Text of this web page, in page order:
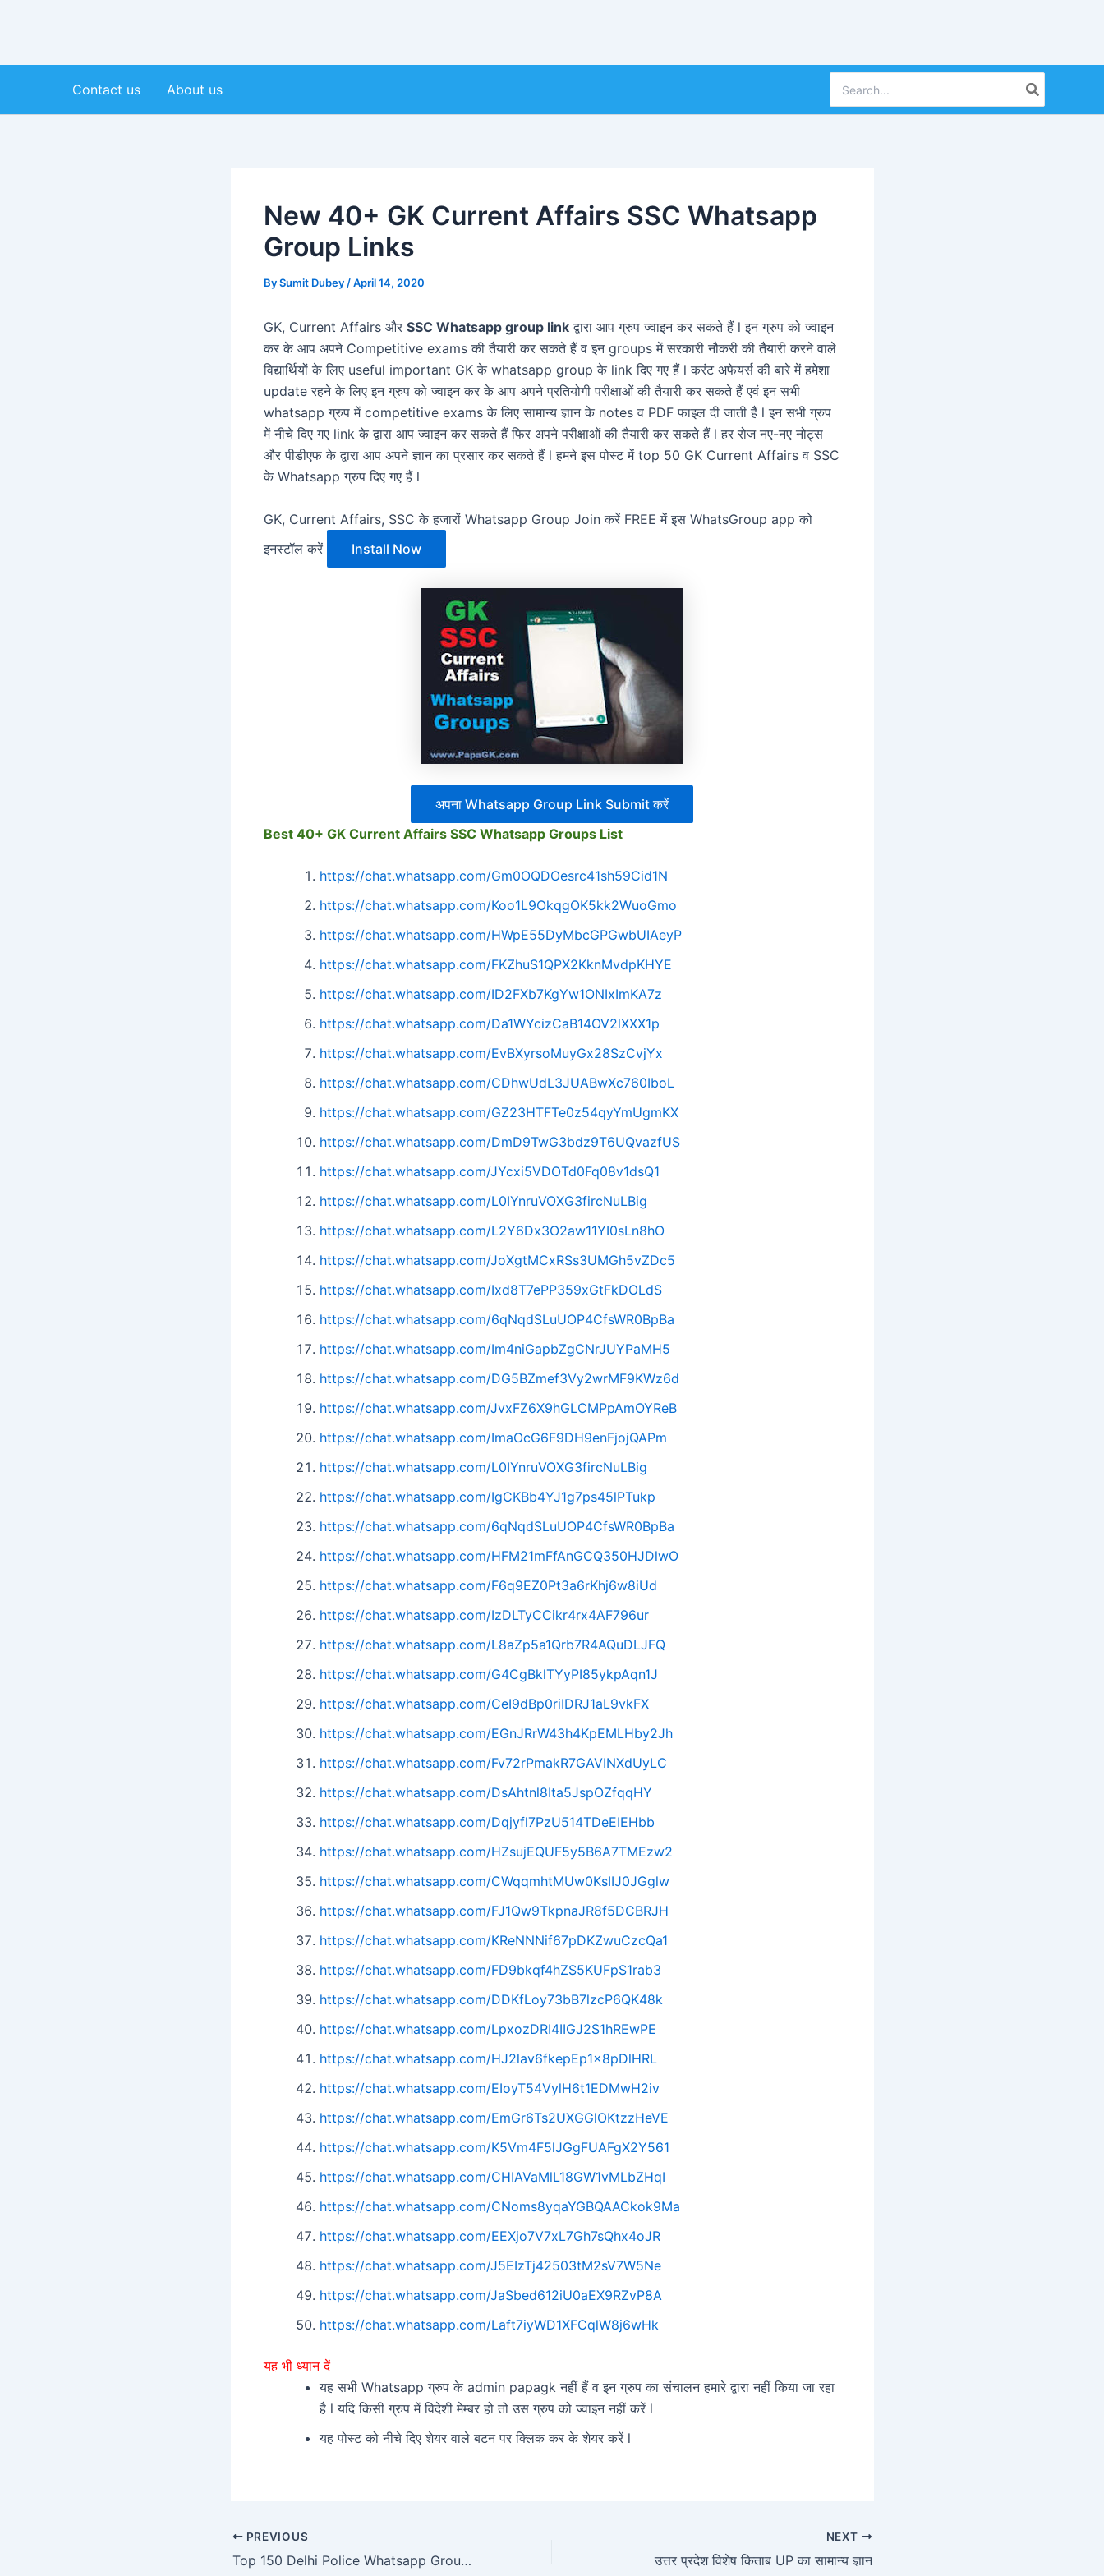
Contact us About us
for:
New 40+ GK Current Affairs SSC Whatsapp
Group Links
BySumit Dubey /April 14, 2020
GK, Current Affairs और SSC Whatsapp group linkद्वारा आप ग्रुप ज्वाइन कर सकते हैं l इन ग्रुप को ज्वाइन
कर के आप अपने Competitive exams की तैयारी कर सकते हैं व इन groups में सरकारी नौकरी की तैयारी करने वाले
विद्यार्थियों के लिए useful important GK के whatsapp group के link दिए गए हैं l करंट अफेयर्स की बारे में हमेशा
update रहने के लिए इन ग्रुप को ज्वाइन कर के आप अपने प्रतियोगी परीक्षाओं की तैयारी कर सकते हैं एवं इन सभी
whatsapp ग्रुप में competitive exams के लिए सामान्य ज्ञान के notes व PDF फाइल दी जाती हैं l इन सभी ग्रुप
में नीचे दिए गए link के द्वारा आप ज्वाइन कर सकते हैं फिर अपने परीक्षाओं की तैयारी कर सकते हैं l हर रोज नए-नए नोट्स
और पीडीएफ के द्वारा आप अपने ज्ञान का प्रसार कर सकते हैं l हमने इस पोस्ट में top 50 GK Current Affairs व SSC
के Whatsapp ग्रुप दिए गए हैं l
GK, Current Affairs, SSC के हजारों Whatsapp Group Join करें FREE में इस WhatsGroup app को
इनस्टॉल करें
Install Now
अपना Whatsapp Group Link Submit करें
Best 40+ GK Current Affairs SSC Whatsapp Groups List
https://chat.whatsapp.com/Gm0OQDOesrc41sh59Cid1N
https://chat.whatsapp.com/Koo1L9OkqgOK5kk2WuoGmo
https://chat.whatsapp.com/HWpE55DyMbcGPGwbUIAeyP
https://chat.whatsapp.com/FKZhuS1QPX2KknMvdpKHYE
https://chat.whatsapp.com/ID2FXb7KgYw1ONIxImKA7z
https://chat.whatsapp.com/Da1WYcizCaB14OV2lXXX1p
https://chat.whatsapp.com/EvBXyrsoMuyGx28SzCvjYx
https://chat.whatsapp.com/CDhwUdL3JUABwXc760IboL
https://chat.whatsapp.com/GZ23HTFTe0z54qyYmUgmKX
https://chat.whatsapp.com/DmD9TwG3bdz9T6UQvazfUS
https://chat.whatsapp.com/JYcxi5VDOTd0Fq08v1dsQ1
https://chat.whatsapp.com/L0IYnruVOXG3fircNuLBig
https://chat.whatsapp.com/L2Y6Dx3O2aw11YI0sLn8hO
https://chat.whatsapp.com/JoXgtMCxRSs3UMGh5vZDc5
https://chat.whatsapp.com/Ixd8T7ePP359xGtFkDOLdS
https://chat.whatsapp.com/6qNqdSLuUOP4CfsWR0BpBa
https://chat.whatsapp.com/Im4niGapbZgCNrJUYPaMH5
https://chat.whatsapp.com/DG5BZmef3Vy2wrMF9KWz6d
https://chat.whatsapp.com/JvxFZ6X9hGLCMPpAmOYReB
https://chat.whatsapp.com/ImaOcG6F9DH9enFjojQAPm
https://chat.whatsapp.com/L0IYnruVOXG3fircNuLBig
https://chat.whatsapp.com/IgCKBb4YJ1g7ps45lPTukp
https://chat.whatsapp.com/6qNqdSLuUOP4CfsWR0BpBa
https://chat.whatsapp.com/HFM21mFfAnGCQ350HJDlwO
https://chat.whatsapp.com/F6q9EZ0Pt3a6rKhj6w8iUd
https://chat.whatsapp.com/IzDLTyCCikr4rx4AF796ur
https://chat.whatsapp.com/L8aZp5a1Qrb7R4AQuDLJFQ
https://chat.whatsapp.com/G4CgBklTYyPI85ykpAqn1J
https://chat.whatsapp.com/CeI9dBp0riIDRJ1aL9vkFX
https://chat.whatsapp.com/EGnJRrW43h4KpEMLHby2Jh
https://chat.whatsapp.com/Fv72rPmakR7GAVINXdUyLC
https://chat.whatsapp.com/DsAhtnl8Ita5JspOZfqqHY
https://chat.whatsapp.com/Dqjyfl7PzU514TDeEIEHbb
https://chat.whatsapp.com/HZsujEQUF5y5B6A7TMEzw2
https://chat.whatsapp.com/CWqqmhtMUw0KsIIJ0JGglw
https://chat.whatsapp.com/FJ1Qw9TkpnaJR8f5DCBRJH
https://chat.whatsapp.com/KReNNNif67pDKZwuCzcQa1
https://chat.whatsapp.com/FD9bkqf4hZS5KUFpS1rab3
https://chat.whatsapp.com/DDKfLoy73bB7lzcP6QK48k
https://chat.whatsapp.com/LpxozDRI4IIGJ2S1hREwPE
https://chat.whatsapp.com/HJ2lav6fkepEp1x8pDlHRL
https://chat.whatsapp.com/EIoyT54VylH6t1EDMwH2iv
https://chat.whatsapp.com/EmGr6Ts2UXGGlOKtzzHeVE
https://chat.whatsapp.com/K5Vm4F5lJGgFUAFgX2Y561
https://chat.whatsapp.com/CHIAVaMlL18GW1vMLbZHqI
https://chat.whatsapp.com/CNoms8yqaYGBQAACkok9Ma
https://chat.whatsapp.com/EEXjo7V7xL7Gh7sQhx4oJR
https://chat.whatsapp.com/J5EIzTj42503tM2sV7W5Ne
https://chat.whatsapp.com/JaSbed612iU0aEX9RZvP8A
https://chat.whatsapp.com/Laft7iyWD1XFCqlW8j6wHk
यह भी ध्यान दें
यह सभी Whatsapp ग्रुप के admin papagk नहीं हैं व इन ग्रुप का संचालन हमारे द्वारा नहीं किया जा रहा
है l यदि किसी ग्रुप में विदेशी मेम्बर हो तो उस ग्रुप को ज्वाइन नहीं करें l
यह पोस्ट को नीचे दिए शेयर वाले बटन पर क्लिक कर के शेयर करें l
PREVIOUS
Top 150 Delhi Police Whatsapp Group Join Link List 2025
NEXT
उत्तर प्रदेश विशेष किताब UP का सामान्य ज्ञान